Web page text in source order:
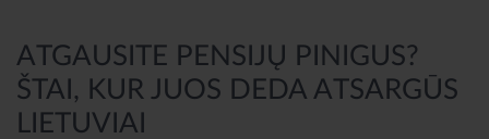
ATGAUSITE PENSIJŲ PINIGUS?
ŠTAI, KUR JUOS DEDA ATSARGŪS
LIETUVIAI